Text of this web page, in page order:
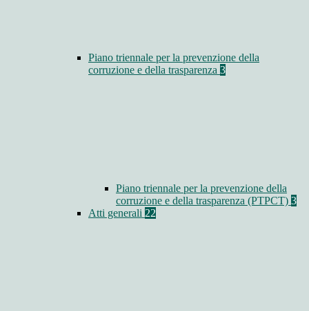
Piano triennale per la prevenzione della
corruzione e della trasparenza 3
Piano triennale per la prevenzione della
corruzione e della trasparenza (PTPCT) 3
Atti generali 22